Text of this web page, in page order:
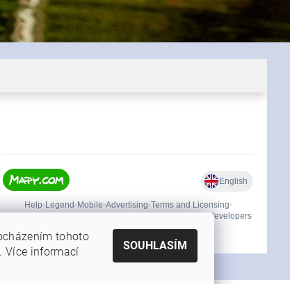
tohoto
Více informací
SOUHLASÍM